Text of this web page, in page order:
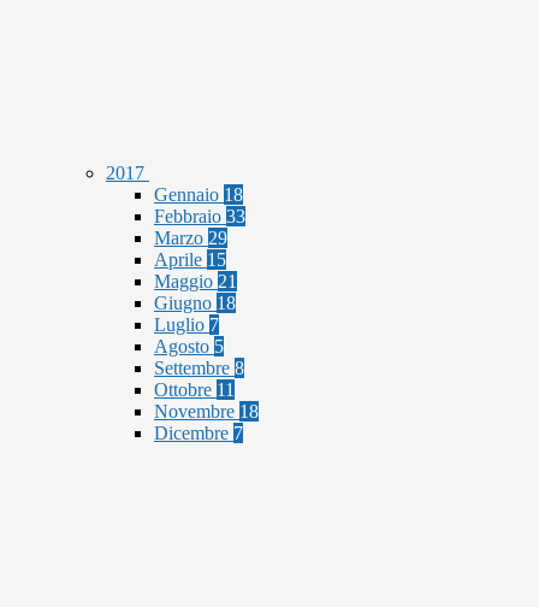
2017
Gennaio 18
Febbraio 33
Marzo 29
Aprile 15
Maggio 21
Giugno 18
Luglio 7
Agosto 5
Settembre 8
Ottobre 11
Novembre 18
Dicembre 7